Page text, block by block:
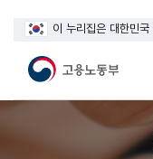
이 누리집은 대한민